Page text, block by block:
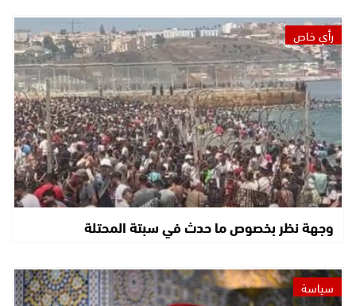
رأي خاص
وجهة نظر بخصوص ما حدث في سبتة المحتلة
سياسة